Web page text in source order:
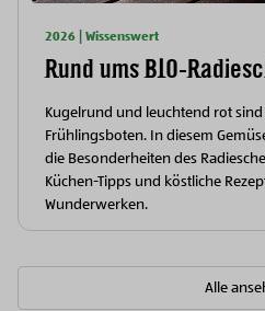
2026 | Wissenswert
Rund ums BIO-
Kugelrund und leuchtend rot
Frühlingsboten. In diesem
die Besonderheiten des
Küchen-Tipps und köstliche
Wunderwerken.
Alle